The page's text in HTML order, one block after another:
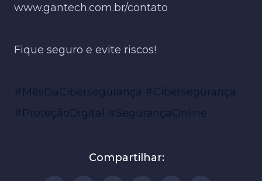
www.gantech.com.br/contato
Fique seguro e evite riscos!
#MêsDaCibersegurança #Cibersegurança
#ProteçãoDigital #SegurançaOnline
Compartilhar: